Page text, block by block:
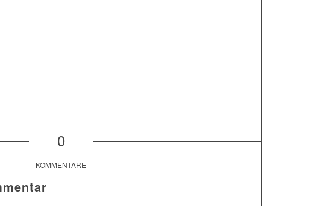
0
KOMMENTARE